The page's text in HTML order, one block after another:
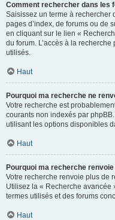
Comment rechercher dans les
Saisissez un terme à rechercher
pages d’index, de forums ou de
en cliquant sur le lien «
du forum. L’accès à la
utilisés.
Haut
Pourquoi ma recherche ne
Votre recherche est
courants non indexés par
utilisant les options disponibles
Haut
Pourquoi ma recherche
Votre recherche renvoie plus de
Utilisez la « Recherche avancée
termes utilisés et des forums
Haut